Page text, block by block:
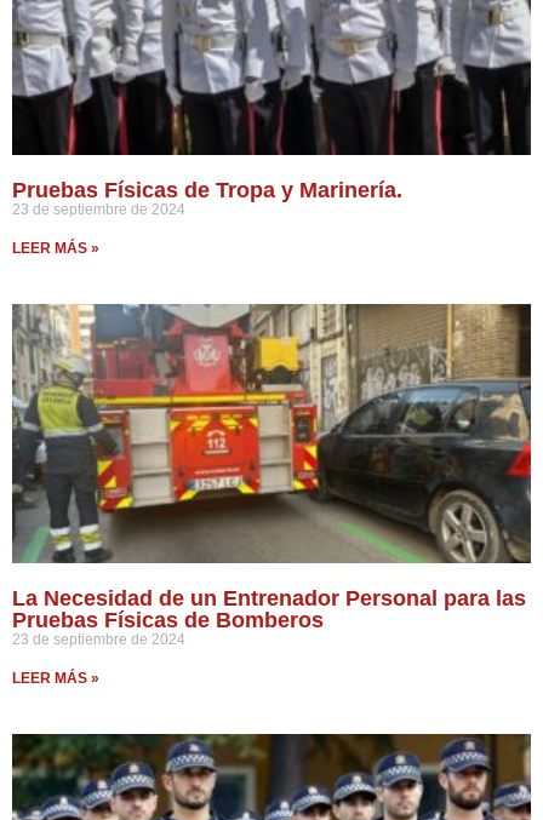
Pruebas Físicas de Tropa y Marinería.
23 de septiembre de 2024
LEER MÁS »
La Necesidad de un Entrenador Personal para las
Pruebas Físicas de Bomberos
23 de septiembre de 2024
LEER MÁS »